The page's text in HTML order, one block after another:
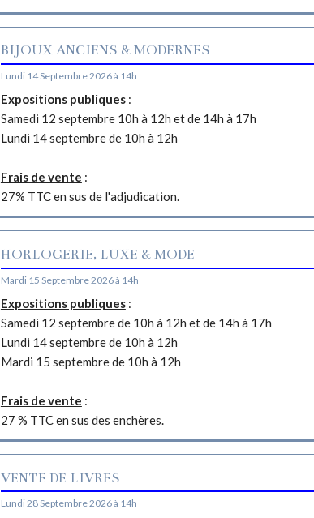
BIJOUX ANCIENS & MODERNES
Lundi 14 Septembre 2026 à 14h
Expositions publiques:
Samedi 12 septembre 10h à 12h et de 14h à 17h
Lundi 14 septembre de 10h à 12h
Frais de vente :
27% TTC en sus de l'adjudication.
HORLOGERIE, LUXE & MODE
Mardi 15 Septembre 2026 à 14h
Expositions publiques:
Samedi 12 septembre de 10h à 12h et de 14h à 17h
Lundi 14 septembre de 10h à 12h
Mardi 15 septembre de 10h à 12h
Frais de vente :
27 % TTC en sus des enchères.
VENTE DE LIVRES
Lundi 28 Septembre 2026 à 14h